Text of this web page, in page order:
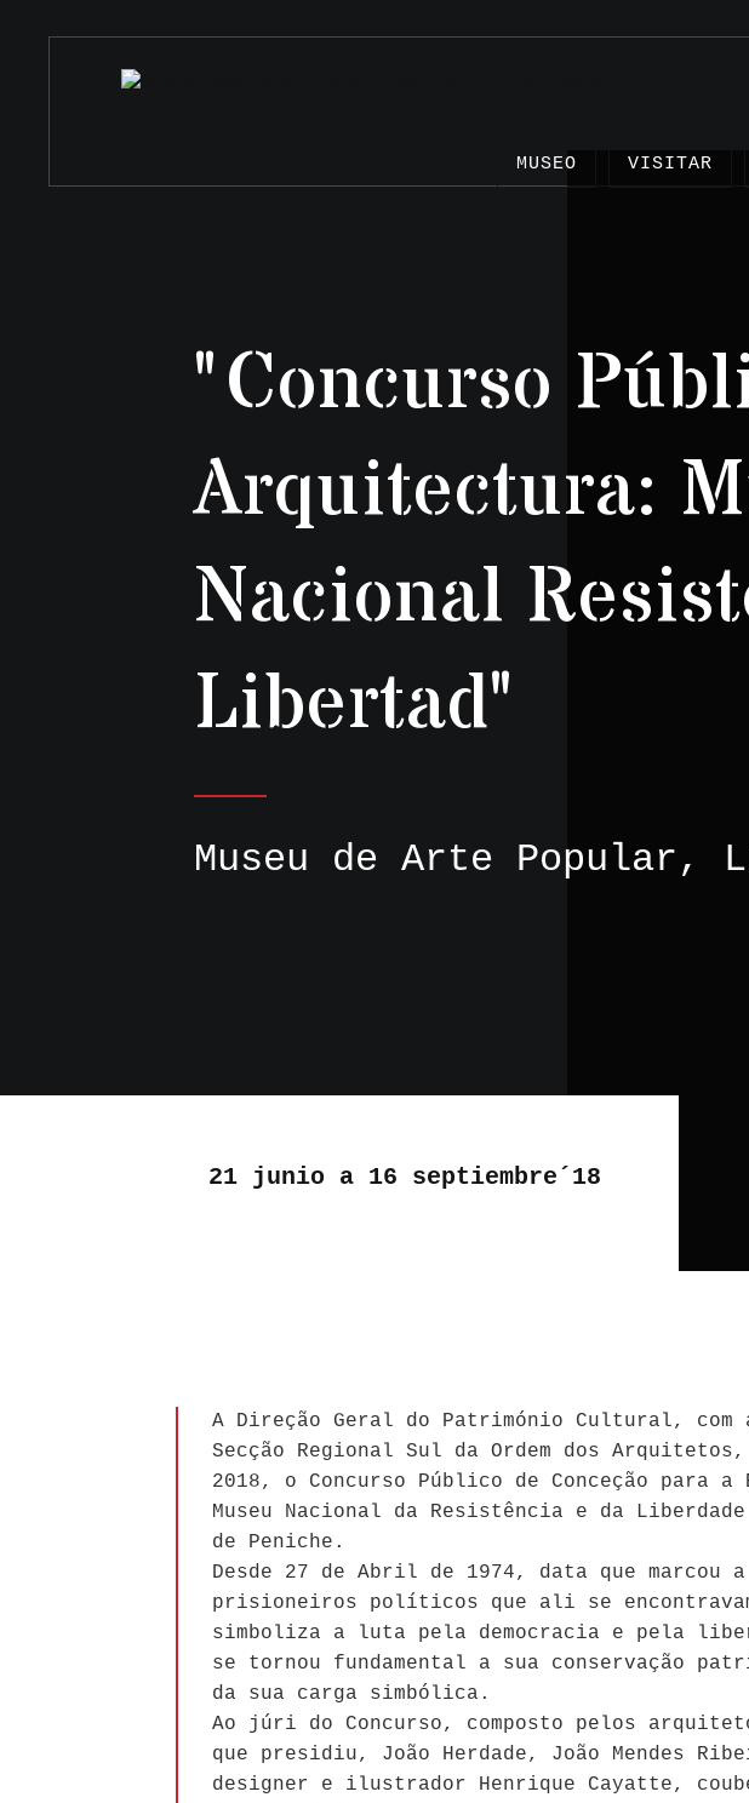
MUSEO VISITAR
"Concurso
Arquitectura:
Nacional
Libertad"
Museu de Arte Popular,
21 junio a 16 septiembre´18
A Direção Geral do Património Cultural, com
Secção Regional Sul da Ordem dos
2018, o Concurso Público de Conceção para
Museu Nacional da Resistência e da
de Peniche.
Desde 27 de Abril de 1974, data que marcou
prisioneiros políticos que ali se
simboliza a luta pela democracia e pela
se tornou fundamental a sua conservação
da sua carga simbólica.
Ao júri do Concurso, composto pelos
que presidiu, João Herdade, João Mendes
designer e ilustrador Henrique Cayatte,